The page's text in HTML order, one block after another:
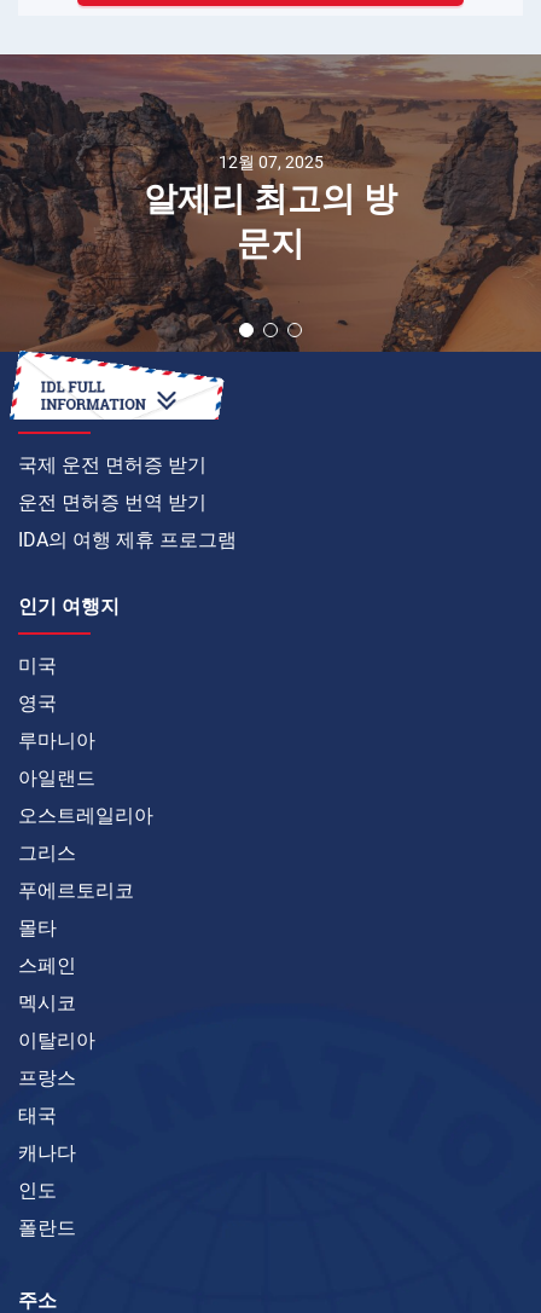
12월 07, 2025
알제리 최고의 방
문지
온라인으로
국제 운전 면허증 받기
운전 면허증 번역 받기
IDA의 여행 제휴 프로그램
인기 여행지
미국
영국
루마니아
아일랜드
오스트레일리아
그리스
푸에르토리코
몰타
스페인
멕시코
이탈리아
프랑스
태국
캐나다
인도
폴란드
주소